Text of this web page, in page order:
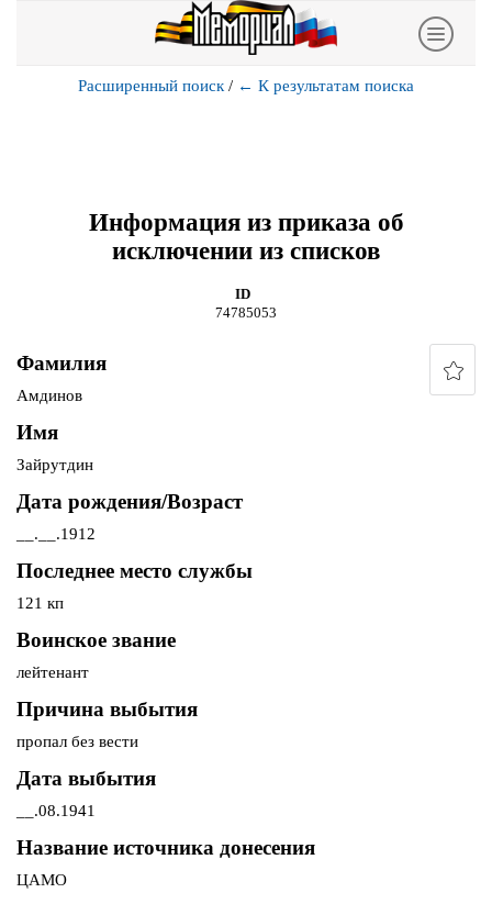
Расширенный поиск / ← К результатам поиска
Информация из приказа об
исключении из списков
ID
74785053
Фамилия
Амдинов
Имя
Зайрутдин
Дата рождения/Возраст
__.__.1912
Последнее место службы
121 кп
Воинское звание
лейтенант
Причина выбытия
пропал без вести
Дата выбытия
__.08.1941
Название источника донесения
ЦАМО